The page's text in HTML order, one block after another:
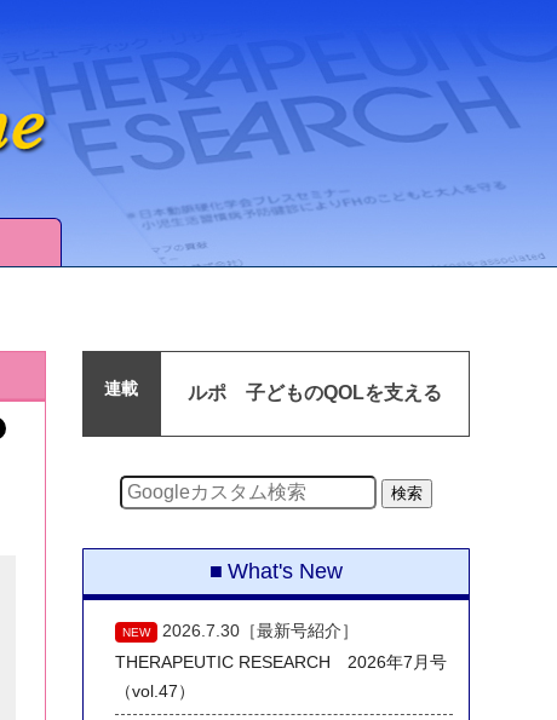
連載 ルポ 子どものQOLを支える
What's New
NEW 2026.7.30［最新号紹介］
THERAPEUTIC RESEARCH 2026年7月号
（vol.47）